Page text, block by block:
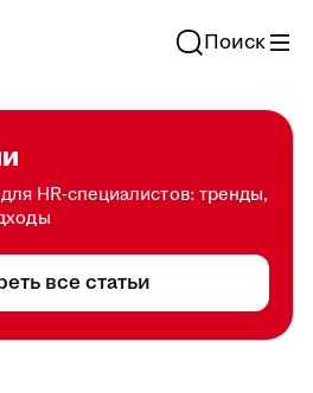
Поиск
HR-специалистов: тренды,
все статьи